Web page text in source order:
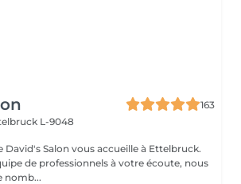
163
L-9048
David's Salon vous accueille à Ettelbruck.
de professionnels à votre écoute, nous
nomb...